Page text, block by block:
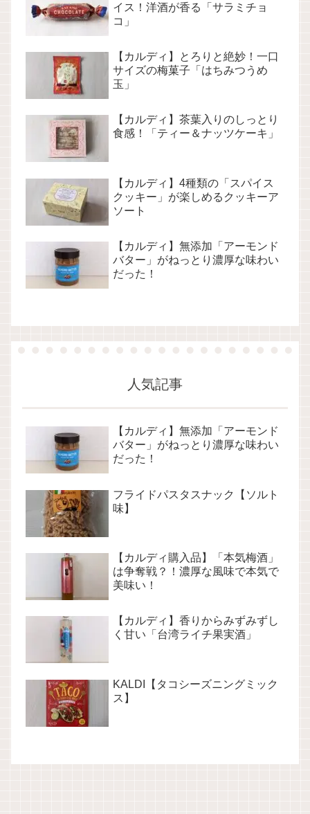
イス！洋酒が香る「サラミチョ
コ」
【カルディ】とろりと絶妙！一口
サイズの梅菓子「はちみつうめ
玉」
【カルディ】茶葉入りのしっとり
食感！「ティー＆ナッツケーキ」
【カルディ】4種類の「スパイス
クッキー」が楽しめるクッキーア
ソート
【カルディ】無添加「アーモンド
バター」がねっとり濃厚な味わい
だった！
人気記事
【カルディ】無添加「アーモンド
バター」がねっとり濃厚な味わい
だった！
フライドパスタスナック【ソルト
味】
【カルディ購入品】「本気梅酒」
は争奪戦？！濃厚な風味で本気で
美味い！
【カルディ】香りからみずみずし
く甘い「台湾ライチ果実酒」
KALDI【タコシーズニングミック
ス】